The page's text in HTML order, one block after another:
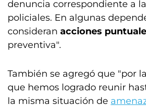
denuncia correspondiente a
policiales. En algunas
consideran acciones
preventiva".
También se agregó que "por
que hemos logrado reunir
la misma situación de